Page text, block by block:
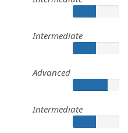
Intermediate
Advanced
Intermediate